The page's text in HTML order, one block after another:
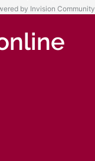
by Invision Community